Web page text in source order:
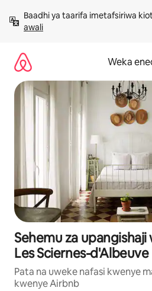
kwenda
kwenye
Baadhi ya taarifa imetafsiriwa
awali
Weka
Sehemu za upangishaji
Les Sciernes-d'Albeuve
Pata na uweke nafasi kwenye
kwenye Airbnb